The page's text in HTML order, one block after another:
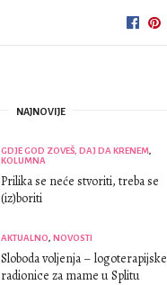
NAJNOVIJE
GDJE GOD ZOVEŠ, DAJ DA KRENEM,
KOLUMNA
Prilika se neće stvoriti, treba se
(iz)boriti
AKTUALNO, NOVOSTI
Sloboda voljenja – logoterapijske
radionice za mame u Splitu